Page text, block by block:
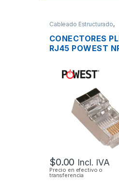
Cableado Estructurado,
CONECTORES
RJ45 POWEST
CAT6A
$0.00 Incl. IVA
Precio en efectivo o
transferencia